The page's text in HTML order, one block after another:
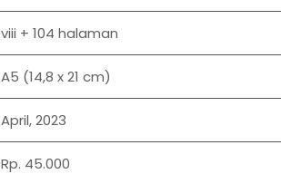
viii + 104 halaman
A5 (14,8 x 21 cm)
April, 2023
Rp. 45.000